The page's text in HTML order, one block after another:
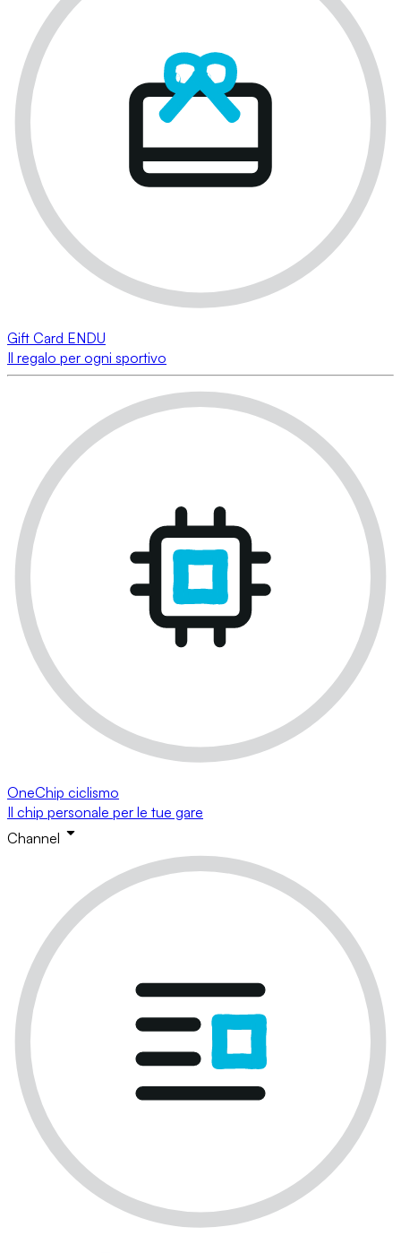
Gift Card ENDU
Il regalo per ogni sportivo
OneChip ciclismo
Il chip personale per le tue gare
Channel